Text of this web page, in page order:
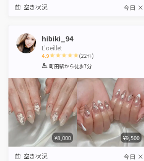
空き状況 今日 ×
hibiki_94
L'oeillet
4.9
1 2 3 4 5
(22件)
町田駅から徒歩7分
¥8,000 ¥9,500
空き状況 今日 ×